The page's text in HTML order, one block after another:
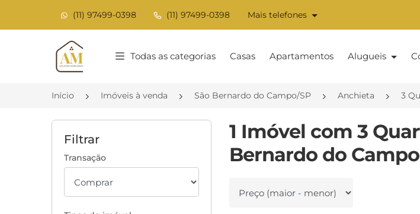
(11) 97499-0398 (11) 97499-0398 Mais telefones
Página inicial
Todas as categorias Casas Apartamentos Alugueis
Início Imóveis à venda São Bernardo do Campo/SP Anchieta 3
Filtrar
Transação
1 Imóvel com 3
Bernardo do
Ordenar por